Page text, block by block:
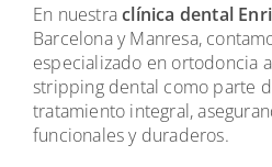
En nuestraclínica dental
Barcelona y Manresa,
especializado en ortodoncia
stripping dental como parte
tratamiento integral,
funcionales y duraderos.